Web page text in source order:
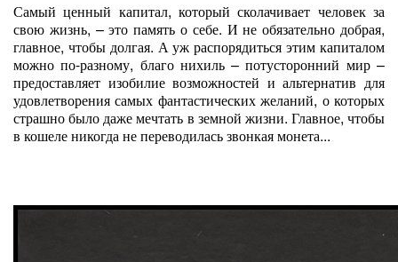
Самый ценный капитал, который сколачивает человек за
свою жизнь, – это память о себе. И не обязательно добрая,
главное, чтобы долгая. А уж распорядиться этим капиталом
можно по-разному, благо нихиль – потусторонний мир –
предоставляет изобилие возможностей и альтернатив для
удовлетворения самых фантастических желаний, о которых
страшно было даже мечтать в земной жизни. Главное, чтобы
в кошеле никогда не переводилась звонкая монета...